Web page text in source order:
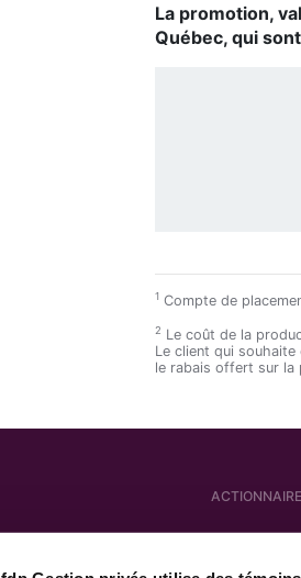
La promotion,
Québec, qui
1 Compte de
2 Le coût de la
Le client qui
le rabais offert sur la